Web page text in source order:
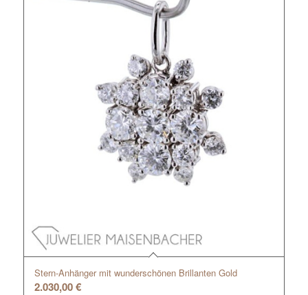
Stern-Anhänger mit wunderschönen Brillanten Gold
2.030,00€